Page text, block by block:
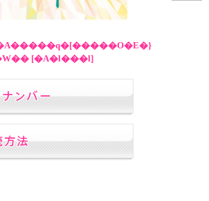
[�A�l���l]